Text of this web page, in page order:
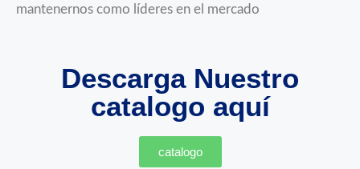
mantenernos como líderes en el mercado
Descarga Nuestro
catalogo aquí
catalogo